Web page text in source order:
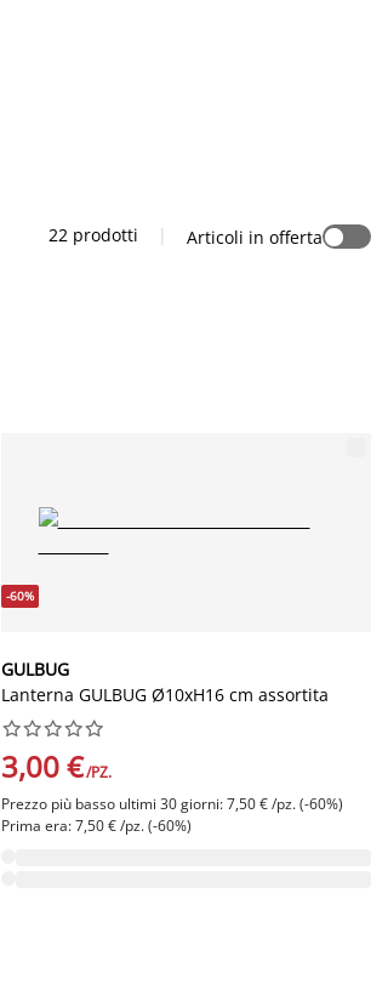
22 prodotti | Articoli in offerta
-60%
GULBUG
Lanterna GULBUG Ø10xH16 cm assortita






3,00 €/PZ.
Prezzo più basso ultimi 30 giorni: 7,50 € /pz. (-60%)
Prima era: 7,50 € /pz. (-60%)